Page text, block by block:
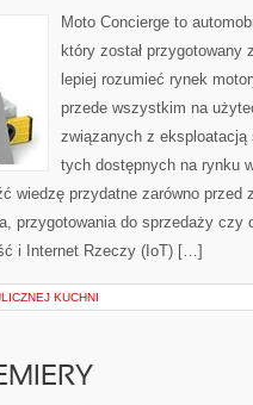
Moto Concierge to
który został
lepiej rozumieć rynek
przede wszystkim na
związanych z eksploatacją
tych dostępnych na rynku
wiedzę przydatne zarówno przed
przygotowania do sprzedaży czy
i Internet Rzeczy (IoT) […]
KUCHNI